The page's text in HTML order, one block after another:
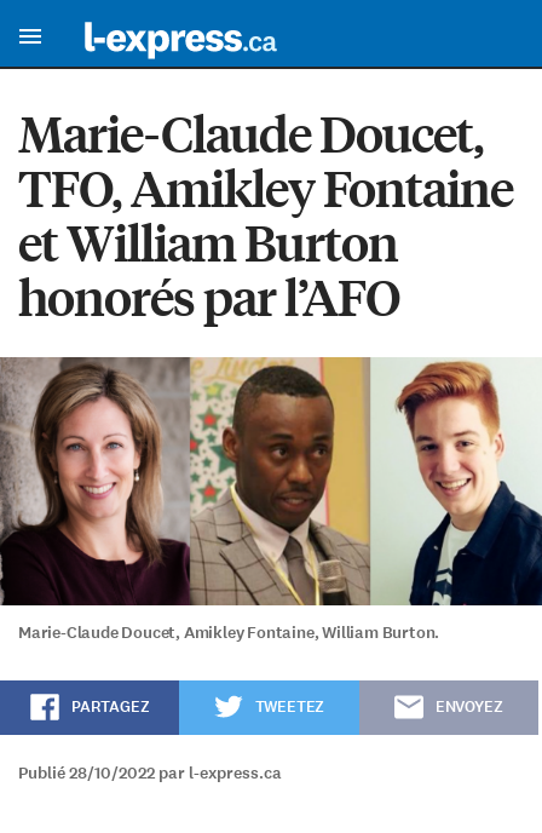
Marie-Claude Doucet,
TFO, Amikley Fontaine
et William Burton
honorés par l’AFO
Marie-Claude Doucet, Amikley Fontaine, William Burton.
PARTAGEZ TWEETEZ ENVOYEZ
Publié 28/10/2022 par l-express.ca